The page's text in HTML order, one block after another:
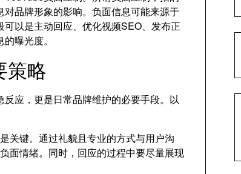
品牌形象的影响。负面信息可能来源于
以是主动回应、优化视频SEO、发布正
曝光度。
策略
应，更是日常品牌维护的必要手段。以
关键。通过礼貌且专业的方式与用户沟
面情绪。同时，回应的过程中要尽量展现